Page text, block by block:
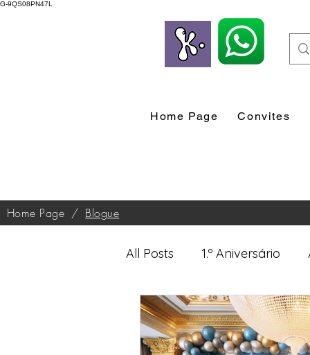
G-9QS08PN47L
Home Page Convites
Home Page / Blogue
All Posts 1.º Aniversário
Desenvolvimento